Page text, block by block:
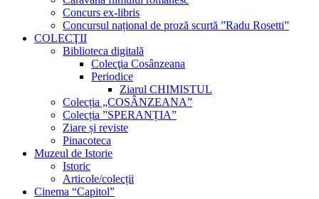
Concurs ex-libris
Concursul național de proză scurtă ”Radu Rosetti”
COLECŢII
Biblioteca digitală
Colecţia Cosânzeana
Periodice
Ziarul CHIMISTUL
Colecția „COSÂNZEANA”
Colecția ”SPERANȚIA”
Ziare și reviste
Pinacoteca
Muzeul de Istorie
Istoric
Articole/colecții
Cinema “Capitol”